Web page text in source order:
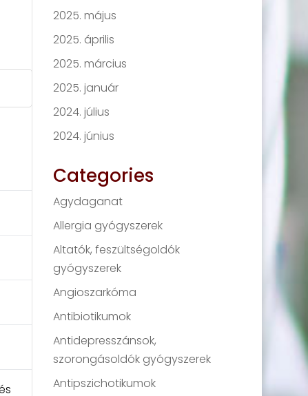
2025. május
2025. április
2025. március
2025. január
2024. július
2024. június
Categories
Agydaganat
Allergia gyógyszerek
Altatók, feszültségoldók
gyógyszerek
Angioszarkóma
Antibiotikumok
Antidepresszánsok,
szorongásoldók gyógyszerek
Antipszichotikumok